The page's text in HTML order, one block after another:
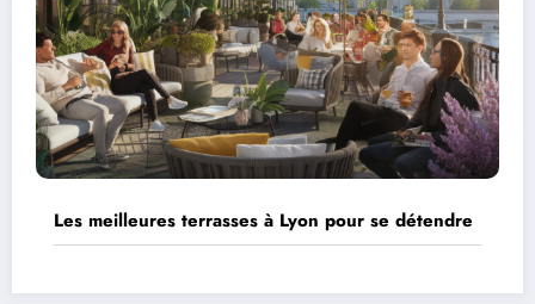
Les meilleures terrasses à Lyon pour se détendre